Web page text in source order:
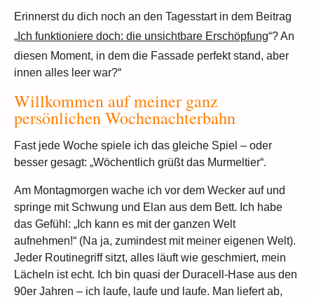
Erinnerst du dich noch an den Tagesstart in dem Beitrag
„ Ich funktioniere doch: die unsichtbare Erschöpfung“? An
diesen Moment, in dem die Fassade perfekt stand, aber
innen alles leer war?“
Willkommen auf meiner ganz
persönlichen Wochenachterbahn
Fast jede Woche spiele ich das gleiche Spiel – oder
besser gesagt: „Wöchentlich grüßt das Murmeltier“.
Am Montagmorgen wache ich vor dem Wecker auf und
springe mit Schwung und Elan aus dem Bett. Ich habe
das Gefühl: „Ich kann es mit der ganzen Welt
aufnehmen!“ (Na ja, zumindest mit meiner eigenen Welt).
Jeder Routinegriff sitzt, alles läuft wie geschmiert, mein
Lächeln ist echt. Ich bin quasi der Duracell-Hase aus den
90er Jahren – ich laufe, laufe und laufe. Man liefert ab,